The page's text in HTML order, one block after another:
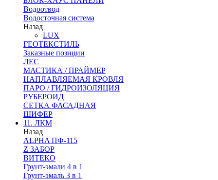
Водоотвод
Водосточная система
Назад
LUX
ГЕОТЕКСТИЛЬ
Заказные позиции
ЛЕС
МАСТИКА / ПРАЙМЕР
НАПЛАВЛЯЕМАЯ КРОВЛЯ
ПАРО / ГИДРОИЗОЛЯЦИЯ
РУБЕРОИД
СЕТКА ФАСАДНАЯ
ШИФЕР
11. ЛКМ
Назад
ALPHA ПФ-115
Z ЗАБОР
ВИТЕКО
Грунт-эмали 4 в 1
Грунт-эмаль 3 в 1